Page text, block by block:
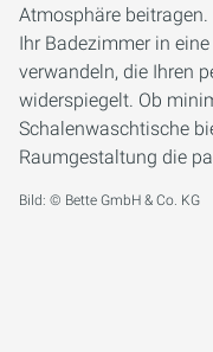
Atmosphäre
Ihr Badezimmer in
verwandeln, die Ihren
widerspiegelt. Ob
Schalenwaschtische
Raumgestaltung die
Bild: © Bette GmbH & Co. KG